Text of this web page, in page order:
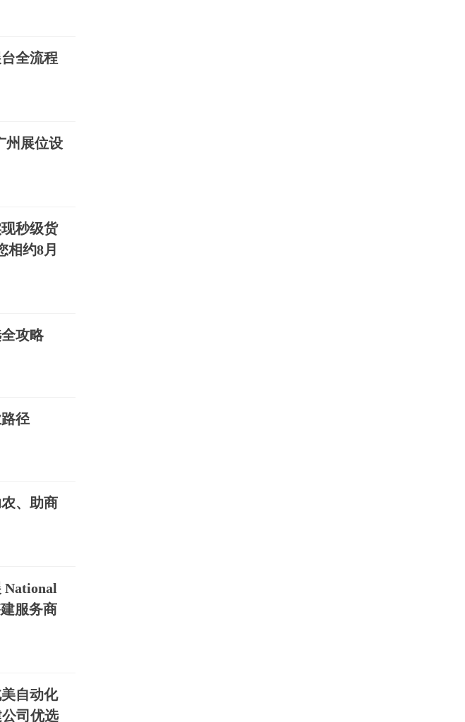
全流程
州展位设
秒级货
相约8月
攻略
径
、助商
National
服务商
自动化
司优选